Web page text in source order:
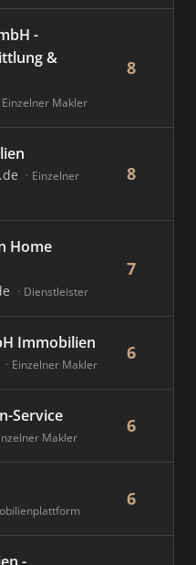
-
&
Einzelner Makler
8
Einzelner
8
Home
Dienstleister
7
Immobilien
Einzelner Makler
6
Service
Makler
6
6